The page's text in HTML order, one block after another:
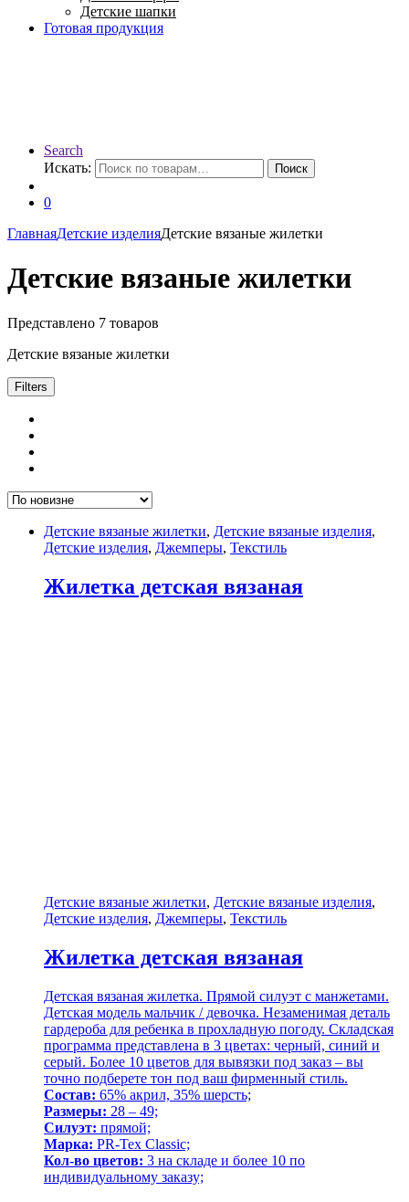
Детские шапки
Готовая продукция
Search
Искать:
Поиск
0
ГлавнаяДетские изделияДетские вязаные жилетки
Детские вязаные жилетки
Представлено 7 товаров
Детские вязаные жилетки
Filters
Детские вязаные жилетки, Детские вязаные изделия,
Детские изделия, Джемперы, Текстиль
Жилетка детская вязаная
Детские вязаные жилетки, Детские вязаные изделия,
Детские изделия, Джемперы, Текстиль
Жилетка детская вязаная
Детская вязаная жилетка. Прямой силуэт с манжетами.
Детская модель мальчик / девочка. Незаменимая деталь
гардероба для ребенка в прохладную погоду. Складская
программа представлена в 3 цветах: черный, синий и
серый. Более 10 цветов для вывязки под заказ – вы
точно подберете тон под ваш фирменный стиль.
Состав: 65% акрил, 35% шерсть;
Размеры: 28 – 49;
Силуэт: прямой;
Марка: PR-Tex Classic;
Кол-во цветов: 3 на складе и более 10 по
индивидуальному заказу;